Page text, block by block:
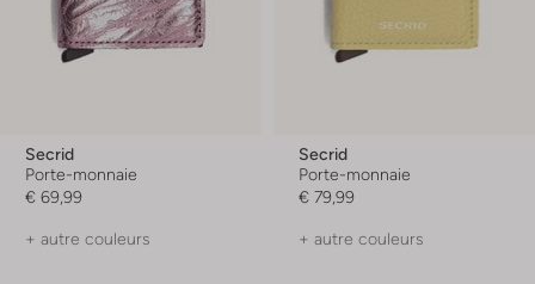
Secrid
Porte-monnaie
€ 69,99
+ autre couleurs
Secrid
Porte-monnaie
€ 79,99
+ autre couleurs